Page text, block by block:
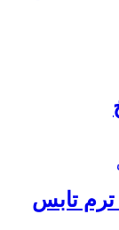
ترم تابس